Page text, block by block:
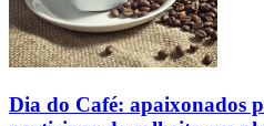
Dia do Café: apaixonados